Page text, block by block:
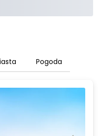
Pogoda